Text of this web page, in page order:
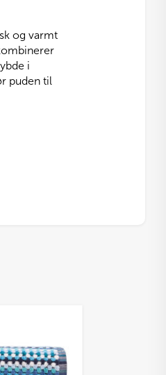
og varmt
i
puden til